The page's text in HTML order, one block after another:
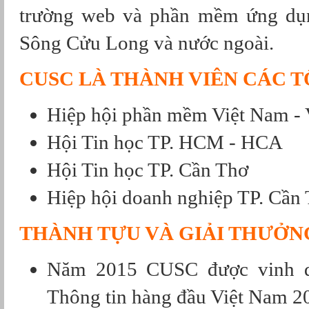
trường web và phần mềm ứng
Sông Cửu Long và nước ngoài.
CUSC LÀ THÀNH VIÊN CÁC
Hiệp hội phần mềm Việt Nam -
Hội Tin học TP. HCM - HCA
Hội Tin học TP. Cần Thơ
Hiệp hội doanh nghiệp TP.
THÀNH TỰU VÀ GIẢI
Năm 2015 CUSC được vinh
Thông tin hàng đầu Việt Nam